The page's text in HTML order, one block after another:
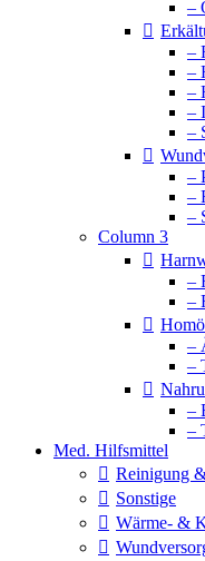
–
–
–
–
–
–
–
–
–
Column 3
–
–
–
–
–
–
Med. Hilfsmittel
Reinigung
Sonstige
Wärme- &